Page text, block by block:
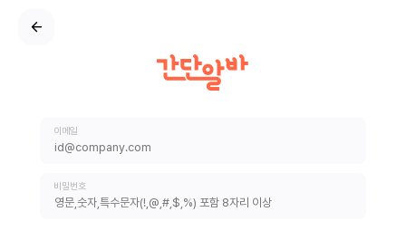
이메일
비밀번호